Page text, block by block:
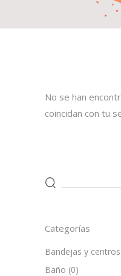
No se han
coincidan con tu
Search
for:
Categorías
Bandejas y
Baño (0)